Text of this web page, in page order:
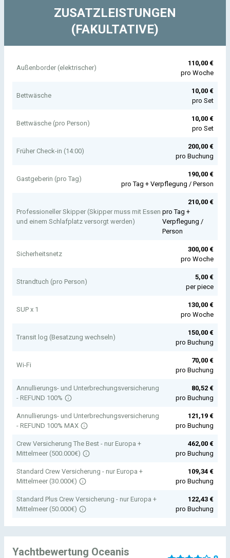
ZUSATZLEISTUNGEN
(FAKULTATIVE)
Außenborder (elektrischer)
110,00 €
pro Woche
Bettwäsche
10,00 €
pro Set
Bettwäsche (pro Person)
10,00 €
pro Set
Früher Check-in (14:00)
200,00 €
pro Buchung
Gastgeberin (pro Tag)
190,00 €
pro Tag + Verpflegung / Person
Professioneller Skipper (Skipper muss mit Essen
und einem Schlafplatz versorgt werden)
210,00 €
pro Tag +
Verpflegung /
Person
Sicherheitsnetz
300,00 €
pro Woche
Strandtuch (pro Person)
5,00 €
per piece
SUP x 1
130,00 €
pro Woche
Transit log (Besatzung wechseln)
150,00 €
pro Buchung
Wi-Fi
70,00 €
pro Buchung
Annullierungs- und Unterbrechungsversicherung
- REFUND 100%
80,52 €
pro Buchung
Annullierungs- und Unterbrechungsversicherung
- REFUND 100% MAX
121,19 €
pro Buchung
Crew Versicherung The Best - nur Europa +
Mittelmeer (500.000€)
462,00 €
pro Buchung
Standard Crew Versicherung - nur Europa +
Mittelmeer (30.000€)
109,34 €
pro Buchung
Standard Plus Crew Versicherung - nur Europa +
Mittelmeer (50.000€)
122,43 €
pro Buchung
Yachtbewertung Oceanis